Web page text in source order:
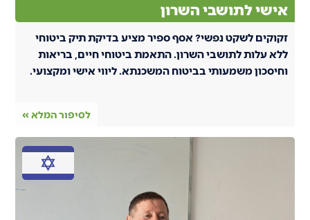
אישי לתושבי השרון
זקוקים לשקט נפשי? אסף ספיר מציע בדיקת תיק ביטוחי
ללא עלות לתושבי השרון. התאמת ביטוחי חיים, בריאות
וחיסכון משמעותי בביטוח המשכנתא. ליווי אישי ומקצועי.
לסיפור המלא »